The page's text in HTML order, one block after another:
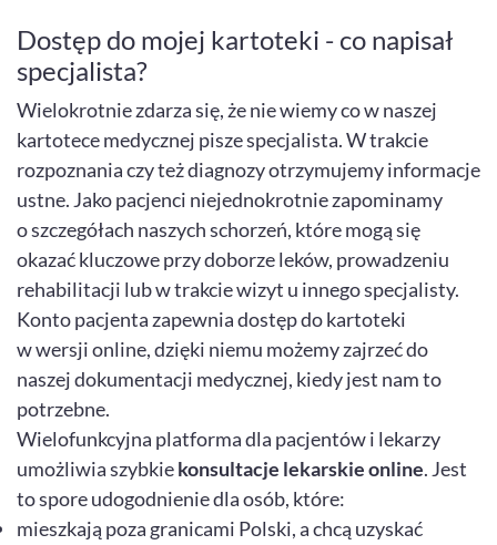
Dostęp do mojej kartoteki - co napisał
specjalista?
Wielokrotnie zdarza się, że nie wiemy co w naszej
kartotece medycznej pisze specjalista. W trakcie
rozpoznania czy też diagnozy otrzymujemy informacje
ustne. Jako pacjenci niejednokrotnie zapominamy
o szczegółach naszych schorzeń, które mogą się
okazać kluczowe przy doborze leków, prowadzeniu
rehabilitacji lub w trakcie wizyt u innego specjalisty.
Konto pacjenta zapewnia dostęp do kartoteki
w wersji online, dzięki niemu możemy zajrzeć do
naszej dokumentacji medycznej, kiedy jest nam to
potrzebne.
Wielofunkcyjna platforma dla pacjentów i lekarzy
umożliwia szybkiekonsultacje lekarskie online. Jest
to spore udogodnienie dla osób, które:
mieszkają poza granicami Polski, a chcą uzyskać